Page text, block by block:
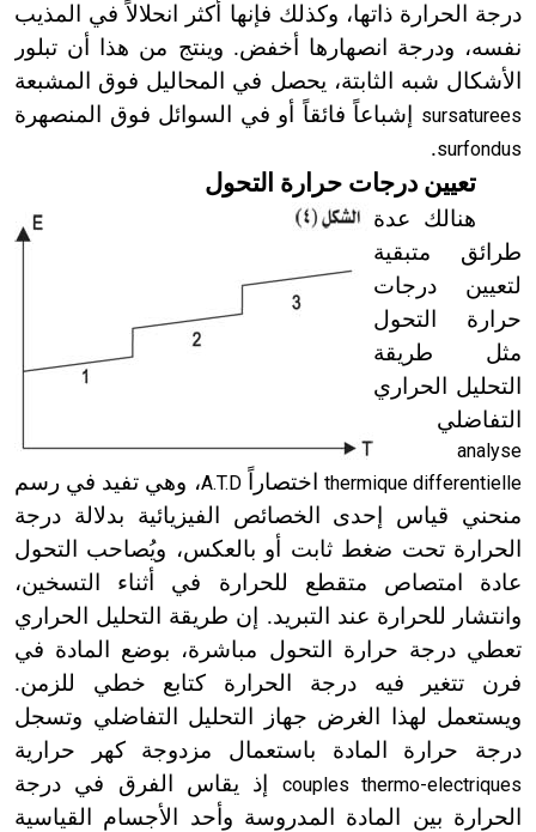
درجة الحرارة ذاتها، وكذلك فإنها أكثر انحلالاً في المذيب
نفسه، ودرجة انصهارها أخفض. وينتج من هذا أن تبلور
الأشكال شبه الثابتة، يحصل في المحاليل فوق المشبعة
sursaturees إشباعاً فائقاً أو في السوائل فوق المنصهرة
surfondus
.
تعيين درجات حرارة التحول
هنالك عدة
طرائق متبقية
لتعيين درجات
حرارة التحول
مثل طريقة
التحليل الحراري
التفاضلي
analyse
thermique differentielle اختصاراًA.T.D، وهي تفيد في رسم
منحني قياس إحدى الخصائص الفيزيائية بدلالة درجة
الحرارة تحت ضغط ثابت أو بالعكس، ويُصاحب التحول
عادة امتصاص متقطع للحرارة في أثناء التسخين،
وانتشار للحرارة عند التبريد. إن طريقة التحليل الحراري
تعطي درجة حرارة التحول مباشرة، بوضع المادة في
فرن تتغير فيه درجة الحرارة كتابع خطي للزمن.
ويستعمل لهذا الغرض جهاز التحليل التفاضلي وتسجل
درجة حرارة المادة باستعمال مزدوجة كهر حرارية
couples thermo-electriques إذ يقاس الفرق في درجة
الحرارة بين المادة المدروسة وأحد الأجسام القياسية